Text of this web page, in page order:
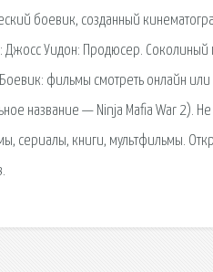
боевик, созданный
Уидон: Продюсер. Соколиный
фильмы смотреть онлайн
название — Ninja Mafia War 2).
сериалы, книги, мультфильмы.